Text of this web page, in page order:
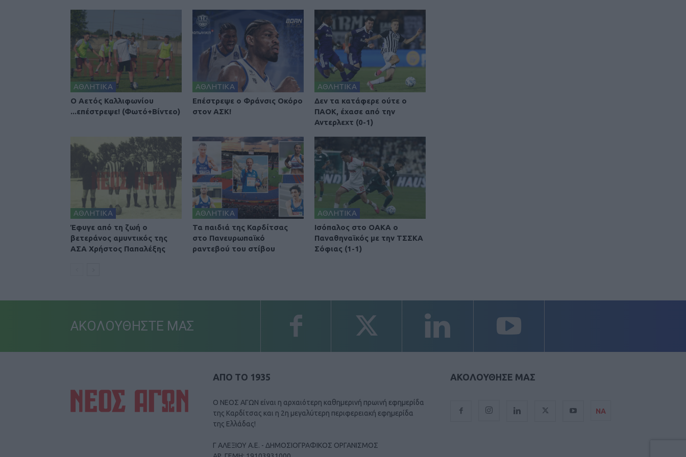
ΑΘΛΗΤΙΚΑ
Ο Αετός Καλλιφωνίου
...επέστρεψε! (Φωτό+Βίντεο)
ΑΘΛΗΤΙΚΑ
Επέστρεψε ο Φράνσις Οκόρο
στον ΑΣΚ!
ΑΘΛΗΤΙΚΑ
Δεν τα κατάφερε ούτε ο
ΠΑΟΚ, έχασε από την
Αντερλεχτ (0-1)
ΑΘΛΗΤΙΚΑ
Έφυγε από τη ζωή ο
βετεράνος αμυντικός της
ΑΣΑ Χρήστος Παπαλέξης
ΑΘΛΗΤΙΚΑ
Τα παιδιά της Καρδίτσας
στο Πανευρωπαϊκό
ραντεβού του στίβου
ΑΘΛΗΤΙΚΑ
Ισόπαλος στο ΟΑΚΑ ο
Παναθηναϊκός με την ΤΣΣΚΑ
Σόφιας (1-1)
ΑΚΟΛΟΥΘΗΣΤΕ ΜΑΣ
ΑΠΟ ΤΟ 1935
Ο ΝΕΟΣ ΑΓΩΝ είναι η αρχαιότερη καθημερινή πρωινή εφημερίδα
της Καρδίτσας και η 2η μεγαλύτερη περιφερειακή εφημερίδα
της Ελλάδας!
Γ ΑΛΕΞΙΟΥ Α.Ε. - ΔΗΜΟΣΙΟΓΡΑΦΙΚΟΣ ΟΡΓΑΝΙΣΜΟΣ
ΑΚΟΛΟΥΘΗΣΕ ΜΑΣ
ΝΑ